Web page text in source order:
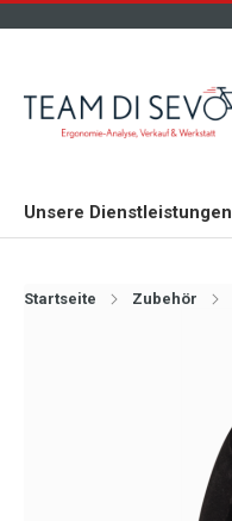
Unsere Dienstleistungen
Startseite Zubehör